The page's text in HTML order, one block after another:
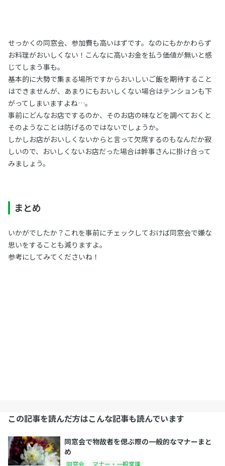
せっかくの同窓会、参加費も高いはずです。なのにもかかわらず
お料理がおいしくない！こんなに高いお金を払う価値が無いと感
じてしまう事も。
基本的に大勢で集まる場所ですからおいしいご飯を期待すること
はできませんが、あまりにもおいしくない場合はテンションも下
がってしまいますよね…。
事前にどんなお店でするのか、そのお店の味などを調べておくと
そのようなことは防げるのではないでしょうか。
しかしお店がおいしくないからと言って欠席するのもなんだか寂
しいので、おいしくないお店だった場合は幹事さんに掛け合って
みましょう。
まとめ
いかがでしたか？これを事前にチェックしておけば同窓会で嫌な
思いをすることも減りますよ。
参考にしてみてくださいね！
この記事を読んだ方はこんな記事も読んでいます
同窓会で物故者を偲ぶ際の一般的なマナーまと
め
同窓会 マナー・一般常識